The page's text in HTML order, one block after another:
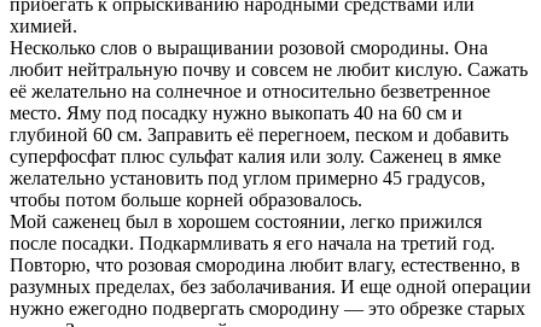
химией.
Несколько слов о выращивании розовой смородины. Она
любит нейтральную почву и совсем не любит кислую. Сажать
её желательно на солнечное и относительно безветренное
место. Яму под посадку нужно выкопать 40 на 60 см и
глубиной 60 см. Заправить её перегноем, песком и добавить
суперфосфат плюс сульфат калия или золу. Саженец в ямке
желательно установить под углом примерно 45 градусов,
чтобы потом больше корней образовалось.
Мой саженец был в хорошем состоянии, легко прижился
после посадки. Подкармливать я его начала на третий год.
Повторю, что розовая смородина любит влагу, естественно, в
разумных пределах, без заболачивания. И еще одной операции
нужно ежегодно подвергать смородину — это обрезке старых